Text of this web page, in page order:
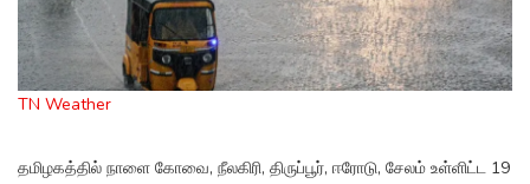
TN Weather
தமிழகத்தில் நாளை கோவை, நீலகிரி, திருப்பூர், ஈரோடு, சேலம் உள்ளிட்ட 19